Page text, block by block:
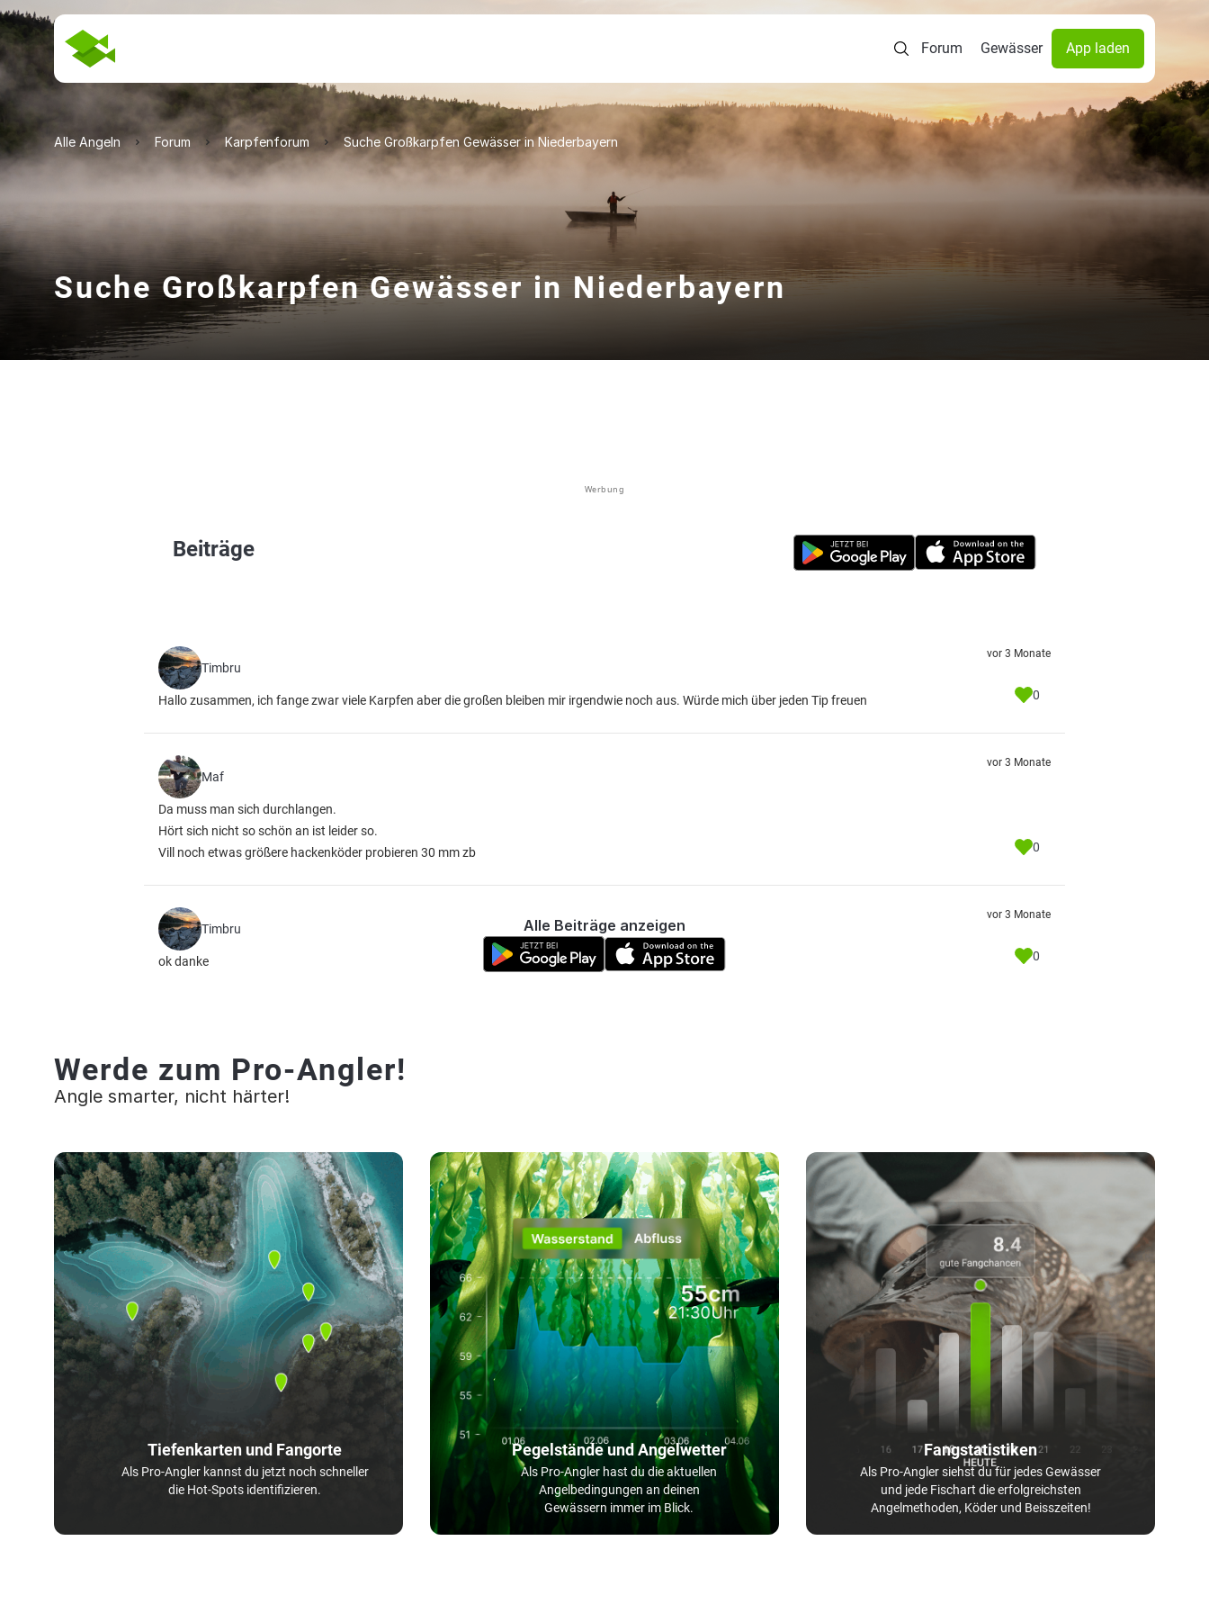
Forum Gewässer App laden
Alle Angeln Forum Karpfenforum Suche Großkarpfen Gewässer in Niederbayern
Suche Großkarpfen Gewässer in Niederbayern
Werbung
Beiträge
Timbru
Hallo zusammen, ich fange zwar viele Karpfen aber die großen bleiben mir irgendwie noch aus. Würde mich über jeden Tip freuen
vor 3 Monate
0
Maf
Da muss man sich durchlangen.
Hört sich nicht so schön an ist leider so.
Vill noch etwas größere hackenköder probieren 30 mm zb
vor 3 Monate
0
Timbru
ok danke
vor 3 Monate
0
Alle Beiträge anzeigen
Werde zum Pro-Angler!
Angle smarter, nicht härter!
Tiefenkarten und Fangorte
Als Pro-Angler kannst du jetzt noch schneller
die Hot-Spots identifizieren.
Pegelstände und Angelwetter
Als Pro-Angler hast du die aktuellen
Angelbedingungen an deinen
Gewässern immer im Blick.
Fangstatistiken
Als Pro-Angler siehst du für jedes Gewässer
und jede Fischart die erfolgreichsten
Angelmethoden, Köder und Beisszeiten!